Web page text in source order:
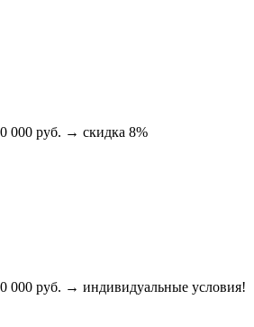
000 руб. → скидка 8%
000 руб. → индивидуальные условия!